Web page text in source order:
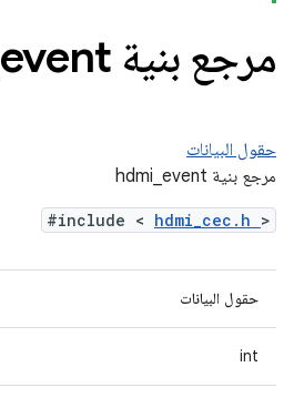
مرجع بنية hdmi event
حقول البيانات
مرجع بنية hdmi_event
#include < hdmi_cec.h >
حقول البيانات
int